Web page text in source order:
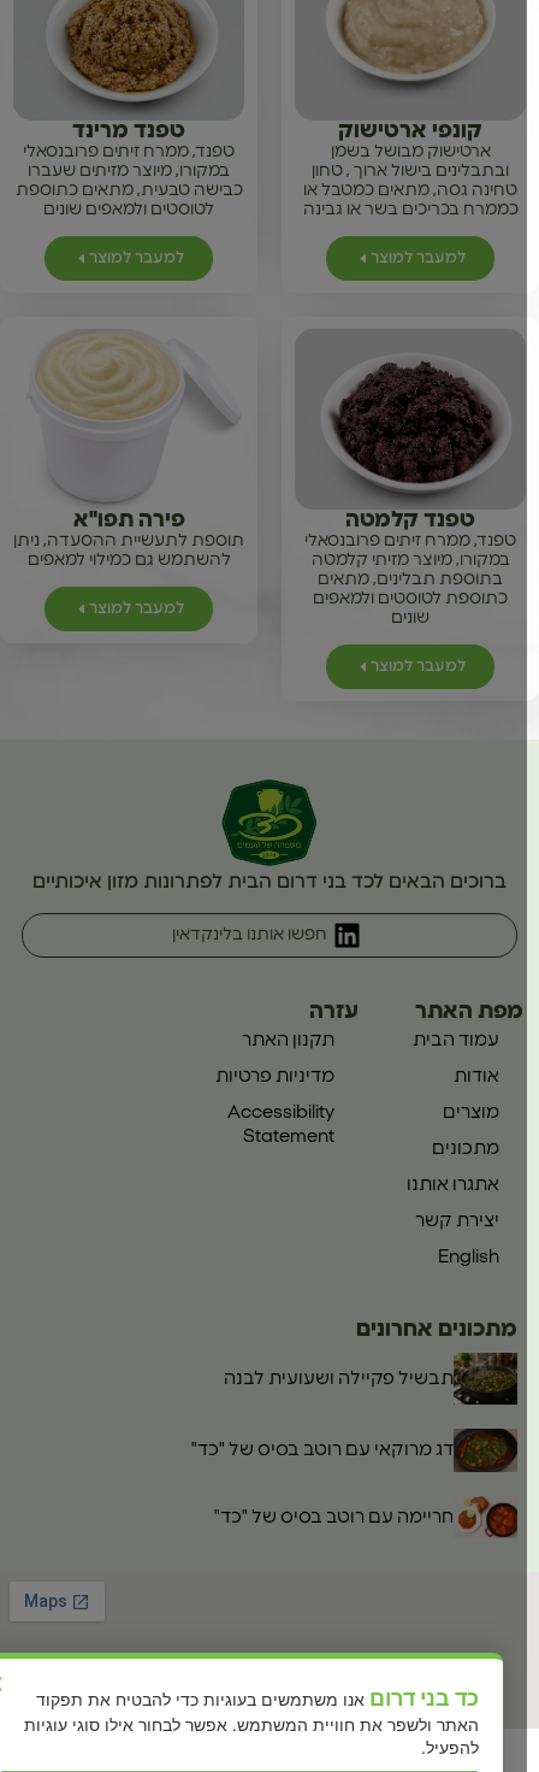
קונפי ארטישוק
ארטישוק מבושל בשמן
ובתבלינים בישול ארוך , טחון
טחינה גסה, מתאים כמטבל או
כממרח בכריכים בשר או גבינה
למעבר למוצר
טפנד מרינד
טפנד, ממרח זיתים פרובנסאלי
במקורו, מיוצר מזיתים שעברו
כבישה טבעית, מתאים כתוספת
לטוסטים ולמאפים שונים
למעבר למוצר
טפנד קלמטה
טפנד, ממרח זיתים פרובנסאלי
במקורו, מיוצר מזיתי קלמטה
בתוספת תבלינים, מתאים
כתוספת לטוסטים ולמאפים
שונים
למעבר למוצר
פירה תפו"א
תוספת לתעשיית ההסעדה, ניתן
להשתמש גם כמילוי למאפים
למעבר למוצר
ברוכים הבאים לכד בני דרום הבית לפתרונות מזון איכותיים
חפשו אותנו בלינקדאין
מפת האתר
עמוד הבית
אודות
מוצרים
מתכונים
אתגרו אותנו
יצירת קשר
English
עזרה
תקנון האתר
מדיניות פרטיות
Accessibility
Statement
מתכונים אחרונים
תבשיל פקיילה ושעועית לבנה
דג מרוקאי עם רוטב בסיס של "כד"
חריימה עם רוטב בסיס של "כד"
כד בני דרוםאנו משתמשים בעוגיות כדי להבטיח את תפקוד
האתר ולשפר את חוויית המשתמש. אפשר לבחור אילו סוגי עוגיות
להפעיל.